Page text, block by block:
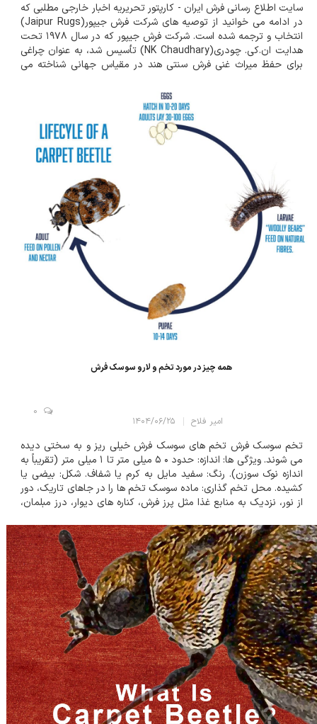
سایت اطلاع رسانی فرش ایران - کارپتور تحریریه اخبار خارجی مطلبی که
در ادامه می خوانید از توصیه های شرکت فرش جیپور(Jaipur Rugs)
انتخاب و ترجمه شده است. شرکت فرش جیپور که در سال ۱۹۷۸ تحت
هدایت ان.کی. چودری(NK Chaudhary) تأسیس شد، به عنوان چراغی
برای حفظ میراث غنی فرش سنتی هند در مقیاس جهانی شناخته می
همه چیز در مورد تخم و لارو سوسک فرش
امیر فلاح ۱۴۰۴/۰۶/۲۵
0
تخم سوسک فرش تخم های سوسک فرش خیلی ریز و به سختی دیده
می شوند. ویژگی ها: اندازه: حدود ۰ ۵ میلی متر تا ۱ میلی متر (تقریباً به
اندازه نوک سوزن). رنگ: سفید مایل به کرم یا شفاف. شکل: بیضی یا
کشیده. محل تخم گذاری: ماده سوسک تخم ها را در جاهای تاریک، دور
از نور، نزدیک به منابع غذا مثل پرز فرش، کناره های دیوار، درز مبلمان،